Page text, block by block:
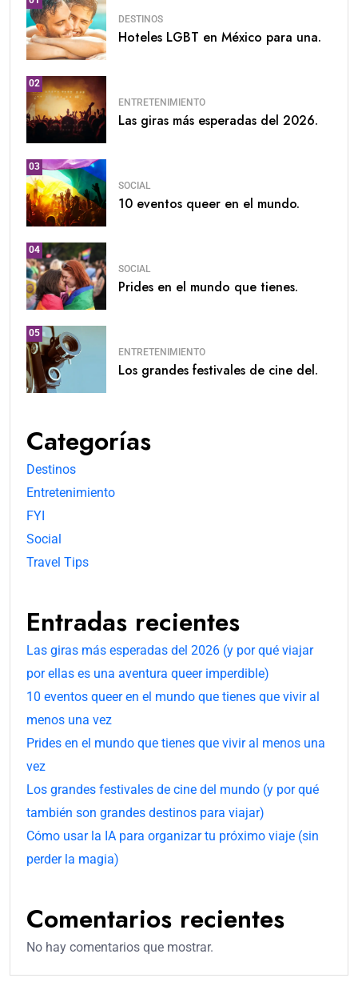
DESTINOS
Hoteles LGBT en México para una.
02
ENTRETENIMIENTO
Las giras más esperadas del 2026.
03
SOCIAL
10 eventos queer en el mundo.
04
SOCIAL
Prides en el mundo que tienes.
05
ENTRETENIMIENTO
Los grandes festivales de cine del.
Categorías
Destinos
Entretenimiento
FYI
Social
Travel Tips
Entradas recientes
Las giras más esperadas del 2026 (y por qué viajar
por ellas es una aventura queer imperdible)
10 eventos queer en el mundo que tienes que vivir al
menos una vez
Prides en el mundo que tienes que vivir al menos una
vez
Los grandes festivales de cine del mundo (y por qué
también son grandes destinos para viajar)
Cómo usar la IA para organizar tu próximo viaje (sin
perder la magia)
Comentarios recientes
No hay comentarios que mostrar.